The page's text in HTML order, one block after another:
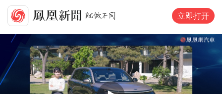
立即打开